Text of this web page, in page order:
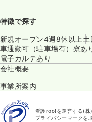
特徴で探す
新規オープン4週8休以上 土
車通勤可（駐車場有） 寮あ
電子カルテあり
会社概要
事業所案内
看護roo!を運営する(株
プライバシーマークを